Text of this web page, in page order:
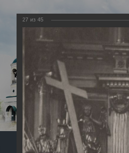
Экскурсия
27 из 45